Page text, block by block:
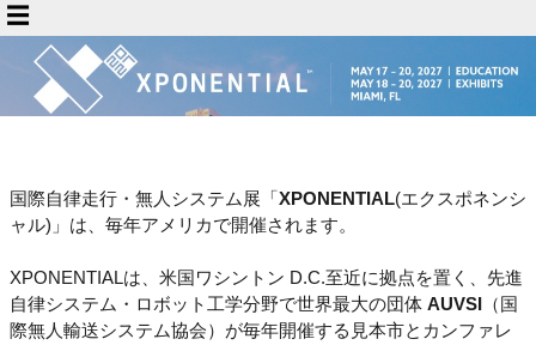
国際自律走行・無人システム展「XPONENTIAL(エクスポネンシ
ャル)」は、毎年アメリカで開催されます。
XPONENTIALは、米国ワシントン D.C.至近に拠点を置く、先進
自律システム・ロボット工学分野で世界最大の団体AUVSI（国
際無人輸送システム協会）が毎年開催する見本市とカンファレ